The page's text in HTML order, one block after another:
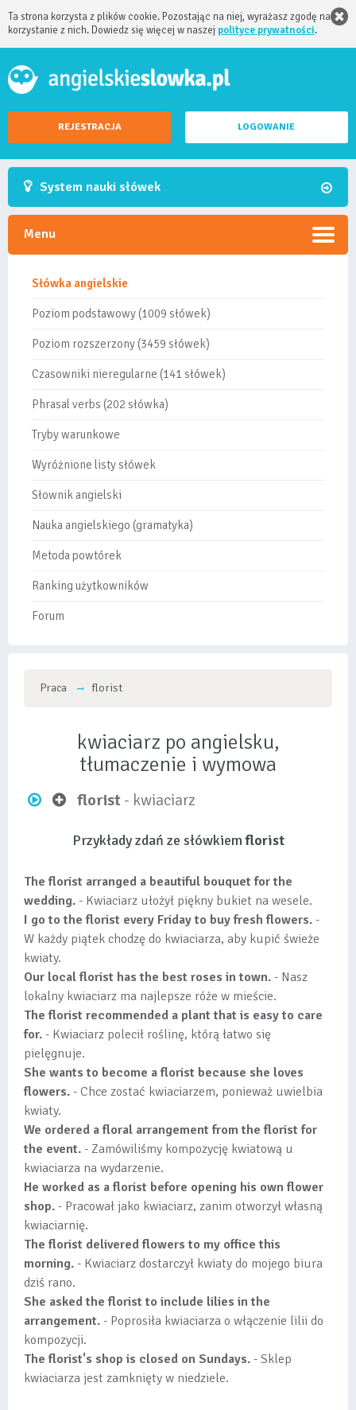
Ta strona korzysta z plików cookie. Pozostając na niej, wyrażasz zgodę na
korzystanie z nich. Dowiedz się więcej w naszej polityce prywatności.
REJESTRACJA LOGOWANIE
System nauki słówek
Menu
Słówka angielskie
Poziom podstawowy (1009 słówek)
Poziom rozszerzony (3459 słówek)
Czasowniki nieregularne (141 słówek)
Phrasal verbs (202 słówka)
Tryby warunkowe
Wyróżnione listy słówek
Słownik angielski
Nauka angielskiego (gramatyka)
Metoda powtórek
Ranking użytkowników
Forum
Praca florist
kwiaciarz po angielsku,
tłumaczenie i wymowa
florist - kwiaciarz
Przykłady zdań ze słówkiemflorist
The florist arranged a beautiful bouquet for the
wedding. - Kwiaciarz ułożył piękny bukiet na wesele.
I go to the florist every Friday to buy fresh flowers. -
W każdy piątek chodzę do kwiaciarza, aby kupić świeże
kwiaty.
Our local florist has the best roses in town. - Nasz
lokalny kwiaciarz ma najlepsze róże w mieście.
The florist recommended a plant that is easy to care
for. - Kwiaciarz polecił roślinę, którą łatwo się
pielęgnuje.
She wants to become a florist because she loves
flowers. - Chce zostać kwiaciarzem, ponieważ uwielbia
kwiaty.
We ordered a floral arrangement from the florist for
the event. - Zamówiliśmy kompozycję kwiatową u
kwiaciarza na wydarzenie.
He worked as a florist before opening his own flower
shop. - Pracował jako kwiaciarz, zanim otworzył własną
kwiaciarnię.
The florist delivered flowers to my office this
morning. - Kwiaciarz dostarczył kwiaty do mojego biura
dziś rano.
She asked the florist to include lilies in the
arrangement. - Poprosiła kwiaciarza o włączenie lilii do
kompozycji.
The florist's shop is closed on Sundays. - Sklep
kwiaciarza jest zamknięty w niedziele.